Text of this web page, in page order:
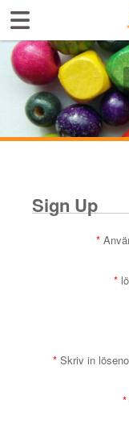
Sign Up
*
*
* Skriv in
*
Sign In
Select language
Introduktion av skolan
Skolinfo